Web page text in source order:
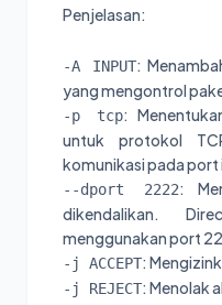
Penjelasan:
-A INPUT:
yang mengontrol
-p tcp:
untuk protokol
komunikasi pada port
--dport 2222:
dikendalikan.
menggunakan port
-j ACCEPT:
-j REJECT: Menolak